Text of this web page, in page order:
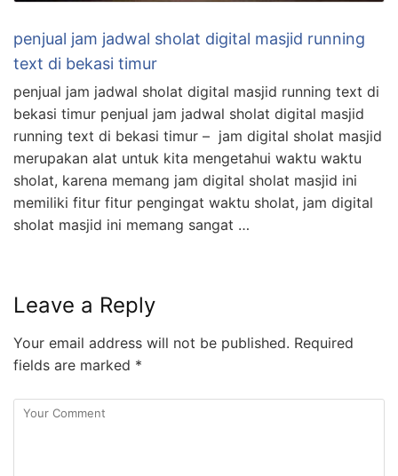
penjual jam jadwal sholat digital masjid running
text di bekasi timur
penjual jam jadwal sholat digital masjid running text di
bekasi timur penjual jam jadwal sholat digital masjid
running text di bekasi timur – jam digital sholat masjid
merupakan alat untuk kita mengetahui waktu waktu
sholat, karena memang jam digital sholat masjid ini
memiliki fitur fitur pengingat waktu sholat, jam digital
sholat masjid ini memang sangat …
Leave a Reply
Your email address will not be published. Required
fields are marked *